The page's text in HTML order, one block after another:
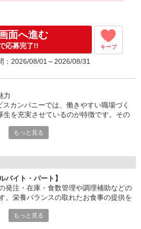
（寸志）：あり
により金額UP。
面へ進む
応募完了!! キープ
：2026/08/01～2026/08/31
力
カンパニーでは、働きやすい職場づく
生を充実させているのが特徴です。その
用できます。食事や旅行など好きなコン
もっと見る
バイト・パート】
発注・在庫・食数管理や調理補助などの
。栄養バランスの取れたお食事の提供を
は不問です。心を込めた調理ができる方
もっと見る